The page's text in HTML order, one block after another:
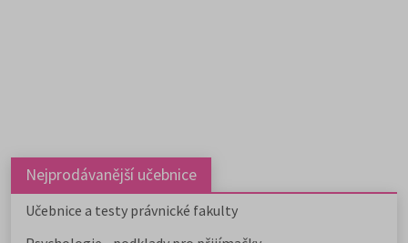
Nejprodávanější učebnice
Učebnice a testy právnické fakulty